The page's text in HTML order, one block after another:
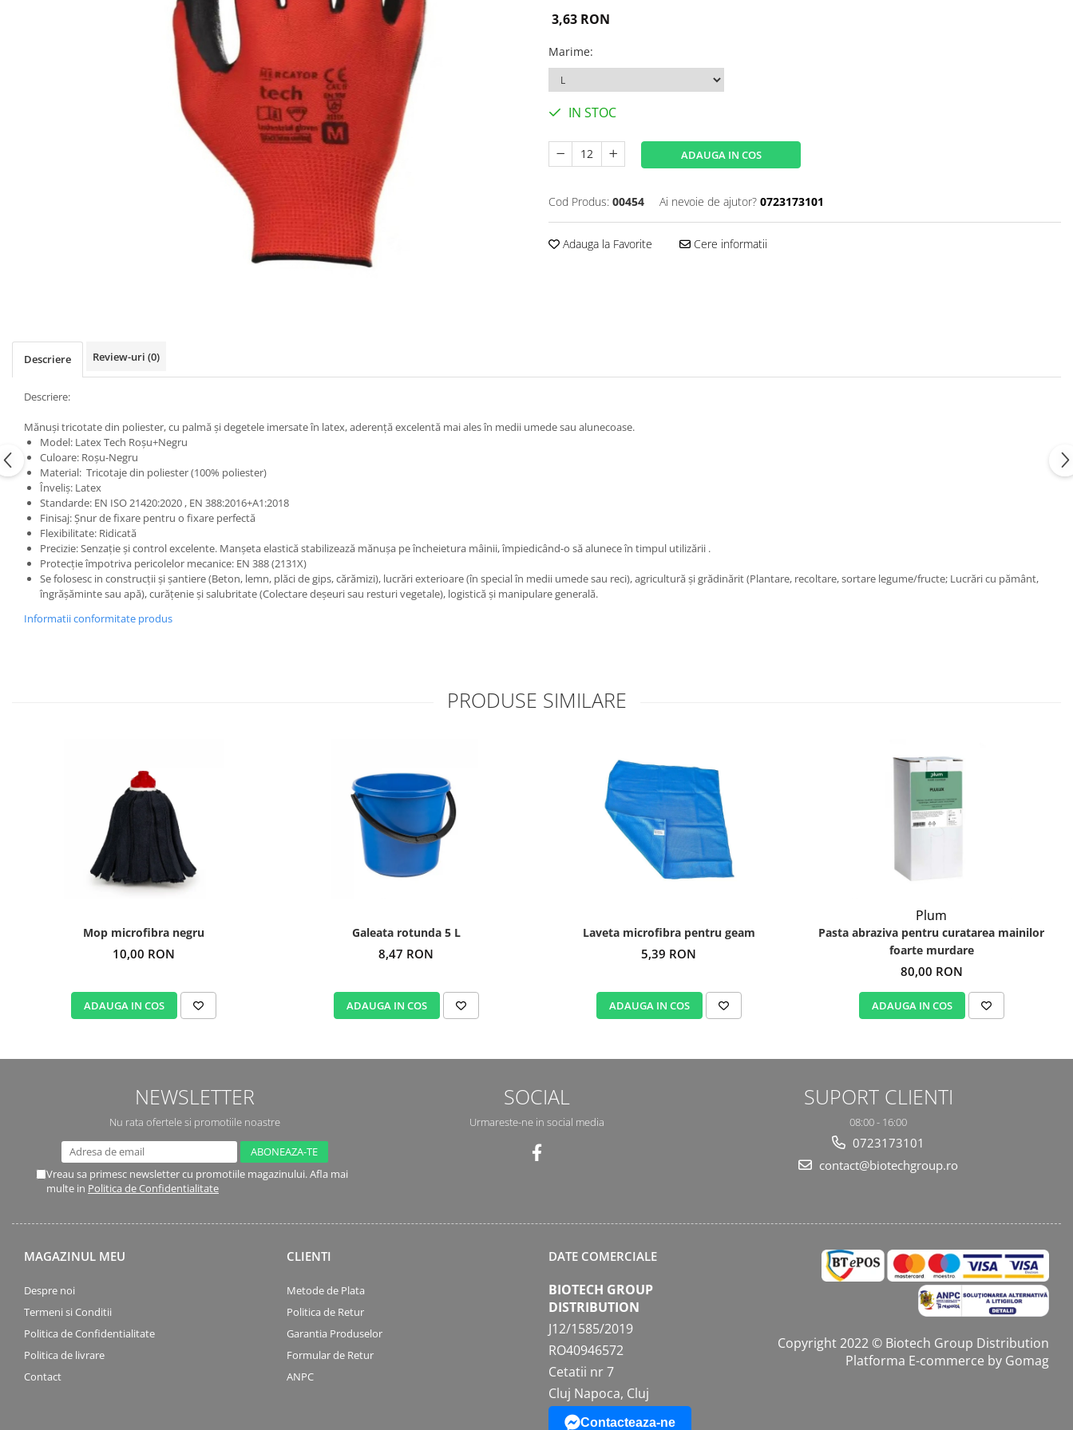
3,63 RON
Marime:
IN STOC
ADAUGA IN COS
Cod Produs: 00454 Ai nevoie de ajutor? 0723173101
Adauga la Favorite Cere informatii
Descriere Review-uri (0)
Descriere:
Mănuși tricotate din poliester, cu palmă și degetele imersate în latex, aderență excelentă mai ales în medii umede sau alunecoase.
Model: Latex Tech Roșu+Negru
Culoare: Roșu-Negru
Material: Tricotaje din poliester (100% poliester)
Înveliș: Latex
Standarde: EN ISO 21420:2020 , EN 388:2016+A1:2018
Finisaj: Șnur de fixare pentru o fixare perfectă
Flexibilitate: Ridicată
Precizie: Senzație și control excelente. Manșeta elastică stabilizează mănușa pe încheietura mâinii, împiedicând-o să alunece în timpul utilizării .
Protecție împotriva pericolelor mecanice: EN 388 (2131X)
Se folosesc in construcții și șantiere (Beton, lemn, plăci de gips, cărămizi), lucrări exterioare (în special în medii umede sau reci),agricultură și grădinărit(Plantare, recoltare, sortare legume/fructe; Lucrări cu pământ,
îngrășăminte sau apă), curățenie și salubritate(Colectare deșeuri sau resturi vegetale), logistică și manipulare generală.
Informatii conformitate produs
PRODUSE SIMILARE
Mop microfibra negru
10,00 RON
ADAUGA IN COS
Galeata rotunda 5 L
8,47 RON
ADAUGA IN COS
Laveta microfibra pentru geam
5,39 RON
ADAUGA IN COS
Plum
Pasta abraziva pentru curatarea mainilor
foarte murdare
80,00 RON
ADAUGA IN COS
NEWSLETTER
Nu rata ofertele si promotiile noastre
Vreau sa primesc newsletter cu promotiile magazinului. Afla mai
multe in Politica de Confidentialitate
SOCIAL
Urmareste-ne in social media
SUPORT CLIENTI
08:00 - 16:00
0723173101
contact@biotechgroup.ro
MAGAZINUL MEU
Despre noi
Termeni si Conditii
Politica de Confidentialitate
Politica de livrare
Contact
CLIENTI
Metode de Plata
Politica de Retur
Garantia Produselor
Formular de Retur
ANPC
DATE COMERCIALE
BIOTECH GROUP
DISTRIBUTION
J12/1585/2019
RO40946572
Cetatii nr 7
Cluj Napoca, Cluj
Contacteaza-ne
Copyright 2022 © Biotech Group Distribution
Platforma E-commerce by Gomag